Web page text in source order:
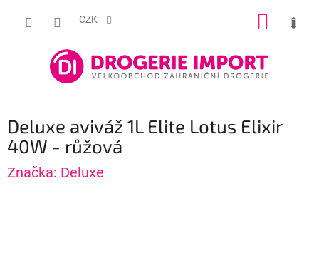
CZK
Deluxe aviváž 1L Elite Lotus Elixir
40W - růžová
Značka: Deluxe